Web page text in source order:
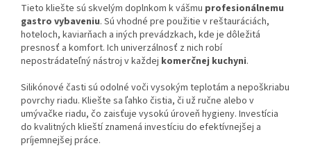
Tieto kliešte sú skvelým doplnkom k vášmu profesionálnemu
gastro vybaveniu. Sú vhodné pre použitie v reštauráciách,
hoteloch, kaviarňach a iných prevádzkach, kde je dôležitá
presnosť a komfort. Ich univerzálnosť z nich robí
nepostrádateľný nástroj v každej komerčnej kuchyni.
Silikónové časti sú odolné voči vysokým teplotám a nepoškriabu
povrchy riadu. Kliešte sa ľahko čistia, či už ručne alebo v
umývačke riadu, čo zaisťuje vysokú úroveň hygieny. Investícia
do kvalitných klieští znamená investíciu do efektívnejšej a
príjemnejšej práce.